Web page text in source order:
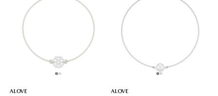
ALOVE
ALOVE